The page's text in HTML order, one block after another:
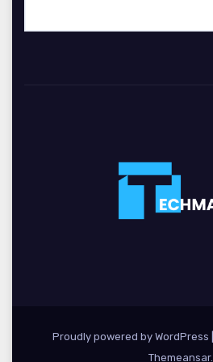
Proudly powered by WordPress
Themeansar.